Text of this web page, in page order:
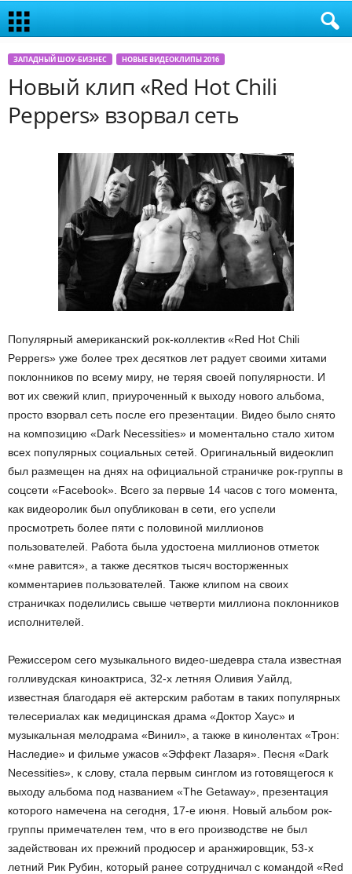
ЗАПАДНЫЙ ШОУ-БИЗНЕС НОВЫЕ ВИДЕОКЛИПЫ 2016
Новый клип «Red Hot Chili
Peppers» взорвал сеть
Популярный американский рок-коллектив «Red Hot Chili
Peppers» уже более трех десятков лет радует своими хитами
поклонников по всему миру, не теряя своей популярности. И
вот их свежий клип, приуроченный к выходу нового альбома,
просто взорвал сеть после его презентации. Видео было снято
на композицию «Dark Necessities» и моментально стало хитом
всех популярных социальных сетей. Оригинальный видеоклип
был размещен на днях на официальной страничке рок-группы в
соцсети «Facebook». Всего за первые 14 часов с того момента,
как видеоролик был опубликован в сети, его успели
просмотреть более пяти с половиной миллионов
пользователей. Работа была удостоена миллионов отметок
«мне равится», а также десятков тысяч восторженных
комментариев пользователей. Также клипом на своих
страничках поделились свыше четверти миллиона поклонников
исполнителей.
Режиссером сего музыкального видео-шедевра стала известная
голливудская киноактриса, 32-х летняя Оливия Уайлд,
известная благодаря её актерским работам в таких популярных
телесериалах как медицинская драма «Доктор Хаус» и
музыкальная мелодрама «Винил», а также в кинолентах «Трон:
Наследие» и фильме ужасов «Эффект Лазаря». Песня «Dark
Necessities», к слову, стала первым синглом из готовящегося к
выходу альбома под названием «The Getaway», презентация
которого намечена на сегодня, 17-е июня. Новый альбом рок-
группы примечателен тем, что в его производстве не был
задействован их прежний продюсер и аранжировщик, 53-х
летний Рик Рубин, который ранее сотрудничал с командой «Red